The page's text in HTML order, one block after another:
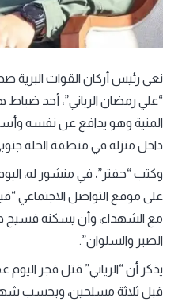
نعى رئيس أركان القوات البرية
“علي رمضان الرياني”، أحد ضباط
المنية وهو يدافع عن نفسه
داخل منزله في منطقة الخلة
وكتب “حفتر”، في منشور له،
على موقع التواصل الاجتماعي
مع الشهداء، وأن يسكنه فسيح
الصبر والسلوان”.
يذكر أن “الرياني” قتل فجر
قبل ثلاثة مسلحين، وبحسب